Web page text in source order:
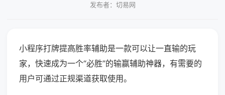
发布者：切易网
小程序打牌提高胜率辅助是一款可以让一直输的玩
家，快速成为一个“必胜”的输赢辅助神器，有需要的
用户可通过正规渠道获取使用。